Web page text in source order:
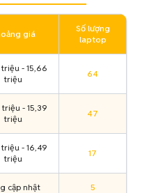
giá
Số lượng
laptop
- 15,66
triệu
64
triệu - 15,39
triệu
47
- 16,49
triệu
17
cập nhật 5